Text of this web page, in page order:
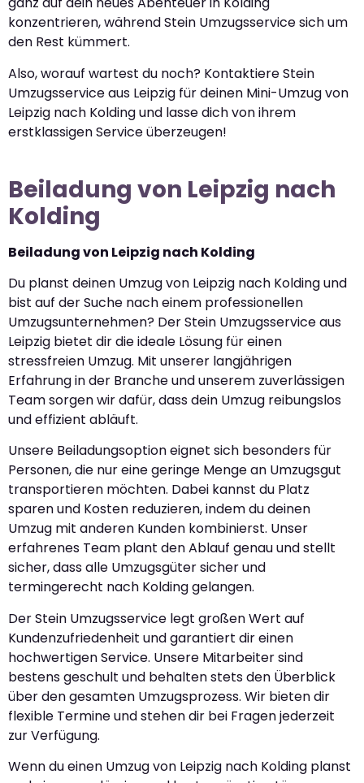
konzentrieren, während Stein Umzugsservice sich um
den Rest kümmert.
Also, worauf wartest du noch? Kontaktiere Stein
Umzugsservice aus Leipzig für deinen Mini-Umzug von
Leipzig nach Kolding und lasse dich von ihrem
erstklassigen Service überzeugen!
Beiladung von Leipzig nach
Kolding
Beiladung von Leipzig nach Kolding
Du planst deinen Umzug von Leipzig nach Kolding und
bist auf der Suche nach einem professionellen
Umzugsunternehmen? Der Stein Umzugsservice aus
Leipzig bietet dir die ideale Lösung für einen
stressfreien Umzug. Mit unserer langjährigen
Erfahrung in der Branche und unserem zuverlässigen
Team sorgen wir dafür, dass dein Umzug reibungslos
und effizient abläuft.
Unsere Beiladungsoption eignet sich besonders für
Personen, die nur eine geringe Menge an Umzugsgut
transportieren möchten. Dabei kannst du Platz
sparen und Kosten reduzieren, indem du deinen
Umzug mit anderen Kunden kombinierst. Unser
erfahrenes Team plant den Ablauf genau und stellt
sicher, dass alle Umzugsgüter sicher und
termingerecht nach Kolding gelangen.
Der Stein Umzugsservice legt großen Wert auf
Kundenzufriedenheit und garantiert dir einen
hochwertigen Service. Unsere Mitarbeiter sind
bestens geschult und behalten stets den Überblick
über den gesamten Umzugsprozess. Wir bieten dir
flexible Termine und stehen dir bei Fragen jederzeit
zur Verfügung.
Wenn du einen Umzug von Leipzig nach Kolding planst